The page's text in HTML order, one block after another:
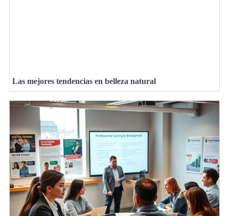
Las mejores tendencias en belleza natural